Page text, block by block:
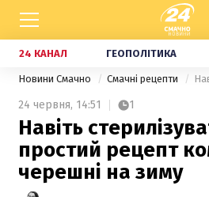
24 КАНАЛ ГЕОПОЛІТИКА
Новини Смачно Смачні рецепти
24 червня, 14:51 1
Навіть
простий рецепт
черешні на зиму